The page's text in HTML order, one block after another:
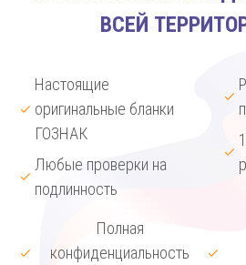
ВСЕЙ
Настоящие
оригинальные бланки
ГОЗНАК
Любые проверки на
подлинность
Полная
конфиденциальность